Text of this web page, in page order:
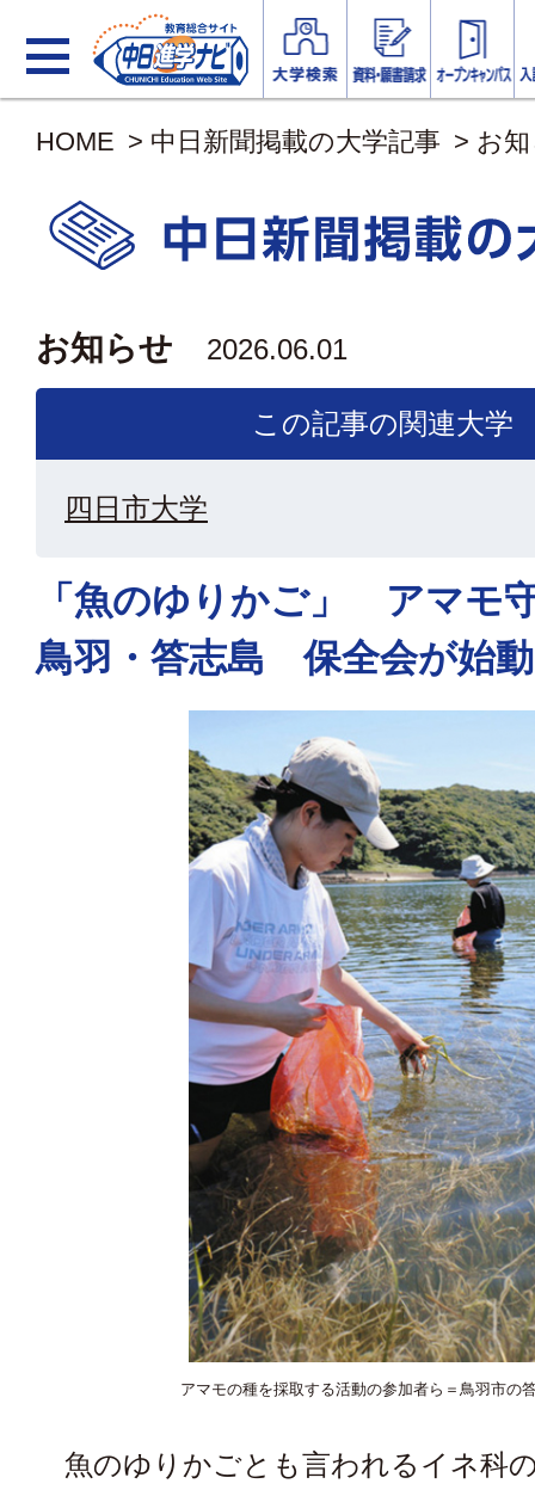
HOME > 中日新聞掲載の大学記事 > お
お知らせ 2026.06.01
この記事の関連大学
四日市大学
「魚のゆりかご」 アマ
鳥羽・答志島 保全会が始動
アマモの種を採取する活動の参加者ら＝鳥羽市の
魚のゆりかごとも言われるイネ科